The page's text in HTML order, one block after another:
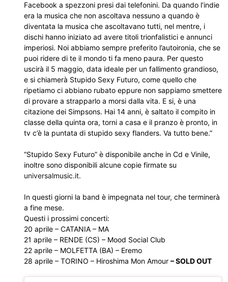
Facebook a spezzoni presi dai telefonini. Da quando l’indie
era la musica che non ascoltava nessuno a quando è
diventata la musica che ascoltavano tutti, nel mentre, i
dischi hanno iniziato ad avere titoli trionfalistici e annunci
imperiosi. Noi abbiamo sempre preferito l’autoironia, che se
puoi ridere di te il mondo ti fa meno paura. Per questo
uscirà il 5 maggio, data ideale per un fallimento grandioso,
e si chiamerà Stupido Sexy Futuro, come quello che
ripetiamo ci abbiano rubato eppure non sappiamo smettere
di provare a strapparlo a morsi dalla vita. E si, è una
citazione dei Simpsons. Hai 14 anni, è saltato il compito in
classe della quinta ora, torni a casa e il pranzo è pronto, in
tv c’è la puntata di stupido sexy flanders. Va tutto bene.”
“Stupido Sexy Futuro” è disponibile anche in Cd e Vinile,
inoltre sono disponibili alcune copie firmate su
universalmusic.it.
In questi giorni la band è impegnata nel tour, che terminerà
a fine mese.
Questi i prossimi concerti:
20 aprile – CATANIA – MA
21 aprile – RENDE (CS) – Mood Social Club
22 aprile – MOLFETTA (BA) – Eremo
28 aprile – TORINO – Hiroshima Mon Amour – SOLD OUT